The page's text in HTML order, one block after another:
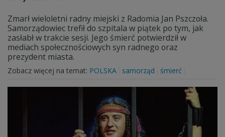
Zmarł wieloletni radny miejski z Radomia Jan Pszczoła.
Samorządowiec trefił do szpitala w piątek po tym, jak
zasłabł w trakcie sesji. Jego śmierć potwierdził w
mediach społecznościowych syn radnego oraz
prezydent miasta.
Zobacz więcej na temat: POLSKA samorząd śmierć